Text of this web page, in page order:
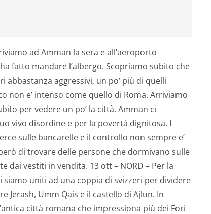
ad Amman la sera e all’aeroporto
fatto mandare l’albergo. Scopriamo subito che
abbastanza aggressivi, un po’ più di quelli
non e’ intenso come quello di Roma. Arriviamo
per vedere un po’ la città. Amman ci
vivo disordine e per la povertà dignitosa. I
sulle bancarelle e il controllo non sempre e’
di trovare delle persone che dormivano sulle
dai vestiti in vendita. 13 ott – NORD – Per la
siamo uniti ad una coppia di svizzeri per dividere
Jerash, Umm Qais e il castello di Ajlun. In
città romana che impressiona più dei Fori